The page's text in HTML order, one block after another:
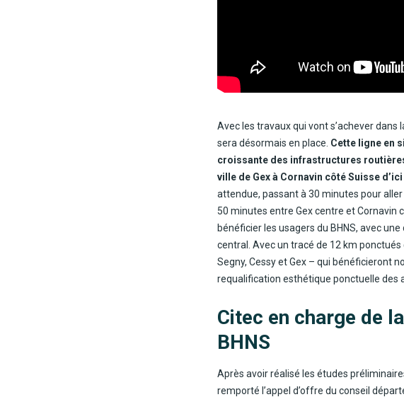
Avec les travaux qui vont s’achever dans
sera désormais en place. Cette ligne en
croissante des infrastructures
ville de Gex à Cornavin côté Suisse d’ici
attendue, passant à 30 minutes pour
50 minutes entre Gex centre et Cornavin
bénéficier les usagers du BHNS, avec
central. Avec un tracé de 12 km
Segny, Cessy et Gex – qui bénéficieront
requalification esthétique ponctuelle des
Citec en charge de
BHNS
Après avoir réalisé les études
remporté l’appel d’offre du conseil